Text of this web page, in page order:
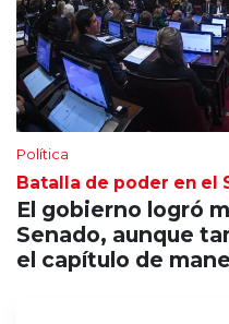
Política
Batalla de poder en el
El gobierno logró
Senado, aunque
el capítulo de